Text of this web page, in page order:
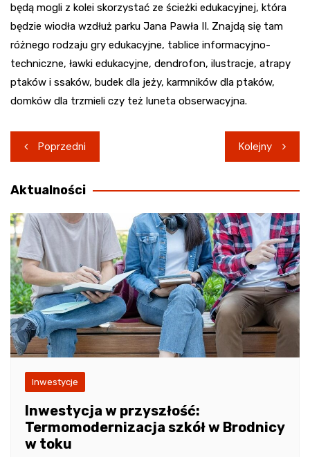
będą mogli z kolei skorzystać ze ścieżki edukacyjnej, która
będzie wiodła wzdłuż parku Jana Pawła II. Znajdą się tam
różnego rodzaju gry edukacyjne, tablice informacyjno-
techniczne, ławki edukacyjne, dendrofon, ilustracje, atrapy
ptaków i ssaków, budek dla jeży, karmników dla ptaków,
domków dla trzmieli czy też luneta obserwacyjna.
Nawigacja
wpisu
Poprzedni Kolejny
Aktualności
Inwestycje
Inwestycja w przyszłość:
Termomodernizacja szkół w Brodnicy
w toku